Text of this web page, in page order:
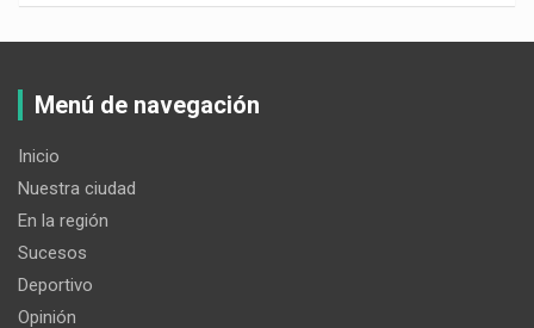
Menú de navegación
Inicio
Nuestra ciudad
En la región
Sucesos
Deportivo
Opinión